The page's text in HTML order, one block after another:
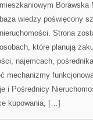
mieszkaniowym Borawska
baza wiedzy poświęcony
nieruchomości. Strona
osobach, które planują
najemcach,
mechanizmy
i Pośrednicy
kupowania, […]